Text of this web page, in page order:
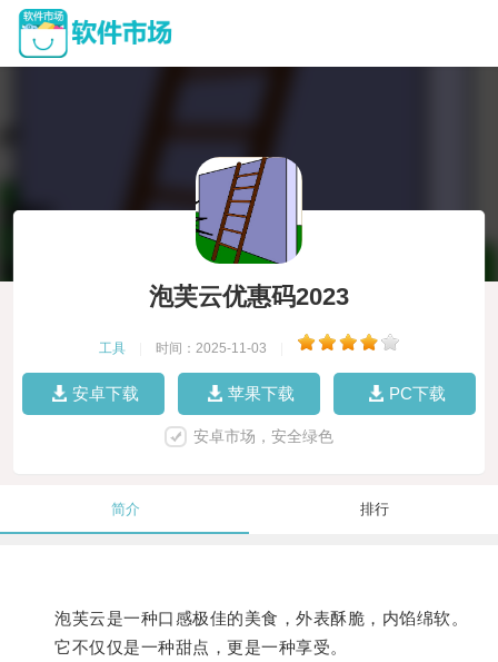
泡芙云优惠码2023
工具 时间：2025-11-03
安卓下载 苹果下载 PC下载
安卓市场，安全绿色
简介 排行
泡芙云是一种口感极佳的美食，外表酥脆，内馅绵软。
它不仅仅是一种甜点，更是一种享受。